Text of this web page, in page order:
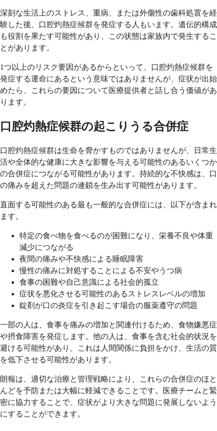
深刻な生活上のストレス、重病、または外傷性の歯科処置を経
験した後、口腔灼熱症候群を発症する人もいます。遺伝的構成
も役割を果たす可能性があり、この状態は家族内で発生するこ
とがあります。
1つ以上のリスク要因があるからといって、口腔灼熱症候群を
発症する運命にあるという意味ではありませんが、症状が出始
めたら、これらの要因について医療提供者と話し合う価値があ
ります。
口腔灼熱症候群の起こりうる合併症
口腔灼熱症候群は生命を脅かすものではありませんが、日常生
活や全体的な健康に大きな影響を与える可能性のあるいくつか
の合併症につながる可能性があります。持続的な不快感は、口
の痛みを超えた問題の連鎖を生み出す可能性があります。
直面する可能性のある最も一般的な合併症には、以下が含まれ
ます。
特定の食べ物を食べるのが困難になり、栄養不良や体重
減少につながる
夜間の痛みや不快感による睡眠障害
慢性の痛みに対処することによる不安やうつ病
食事の困難や自己意識による社会的孤立
症状を悪化させる可能性のあるストレスレベルの増加
錠剤が口の炎症を引き起こす場合の服薬遵守の問題
一部の人は、食事を痛みの増加と関連付けるため、食物嫌悪症
や摂食障害を発症します。他の人は、食事を含む社会的状況を
避ける可能性があり、これは人間関係に負担をかけ、生活の質
を低下させる可能性があります。
朗報は、適切な治療と管理戦略により、これらの合併症のほと
んどを予防または大幅に軽減できることです。医療チームと緊
密に協力することで、症状がより大きな問題に発展しないよう
にすることができます。